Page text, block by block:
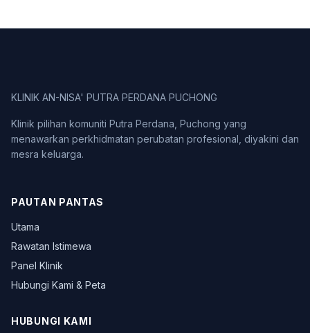
KLINIK AN-NISA' PUTRA PERDANA PUCHONG
Klinik pilihan komuniti Putra Perdana, Puchong yang
menawarkan perkhidmatan perubatan profesional, diyakini dan
mesra keluarga.
PAUTAN PANTAS
Utama
Rawatan Istimewa
Panel Klinik
Hubungi Kami & Peta
HUBUNGI KAMI